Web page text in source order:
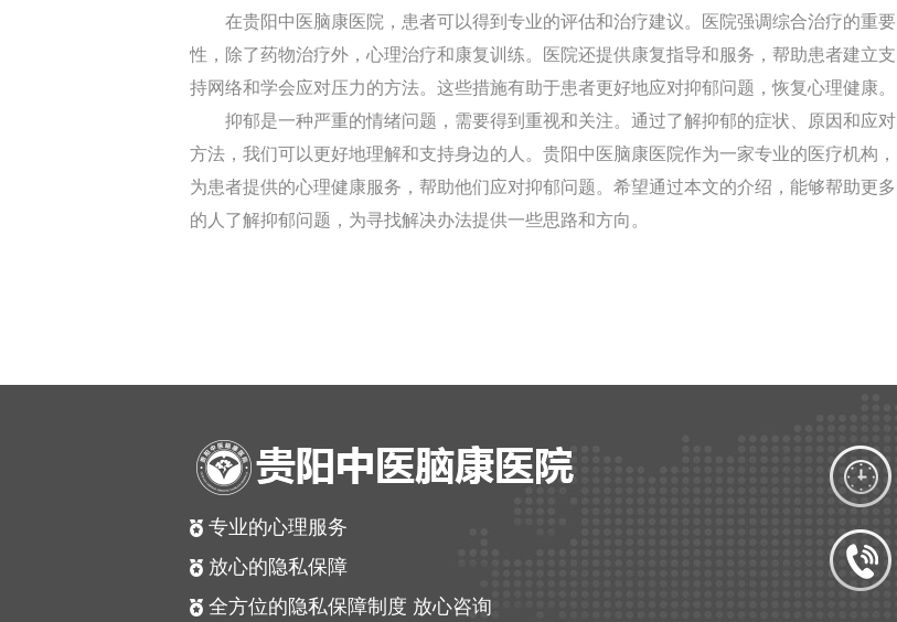
在贵阳中医脑康医院，患者可以得到专业的评估和治疗建议。医院强调综合治疗的重要
性，除了药物治疗外，心理治疗和康复训练。医院还提供康复指导和服务，帮助患者建立支
持网络和学会应对压力的方法。这些措施有助于患者更好地应对抑郁问题，恢复心理健康。
抑郁是一种严重的情绪问题，需要得到重视和关注。通过了解抑郁的症状、原因和应对
方法，我们可以更好地理解和支持身边的人。贵阳中医脑康医院作为一家专业的医疗机构，
为患者提供的心理健康服务，帮助他们应对抑郁问题。希望通过本文的介绍，能够帮助更多
的人了解抑郁问题，为寻找解决办法提供一些思路和方向。
专业的心理服务
放心的隐私保障
全方位的隐私保障制度 放心咨询